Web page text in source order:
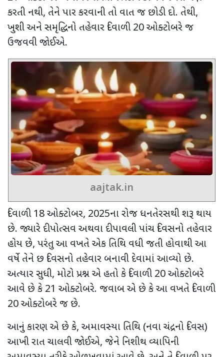
કરતી નથી, તેને પાર કરવાની તો વાત જ છોડી દો. તેથી,
ખુશી અને સમૃદ્ધિનો તહેવાર દિવાળી 20ઓક્ટોબરે જ
ઉજવવી જોઈએ.
aajtak.in
દિવાળી 18ઓક્ટોબર, 2025ના રોજ ધનતેરસથી શરૂ થાય
છે. જ્યારે દીપોત્સવ અથવા દીપાવલી પાંચ દિવસનો તહેવાર
હોય છે, પરંતુ આ વખતે એક તિથિ વધી જતી હોવાથી આ
વર્ષે તેને છ દિવસનો તહેવાર બનાવી દેવામાં આવ્યો છે.
અત્યાર સુધી, મોટો પ્રશ્ન એ હતો કે દિવાળી 20ઓક્ટોબરે
આવે છે કે 21 ઓક્ટોબરે. જવાબ એ છે કે આ વખતે દિવાળી
20ઓક્ટોબરે જ છે.
આનું કારણ એ છે કે, અમાવસ્યા તિથિ (નવા ચંદ્રનો દિવસ)
આખી રાત ચાલવી જોઈએ, જેને નિશીથ વ્યાપિની